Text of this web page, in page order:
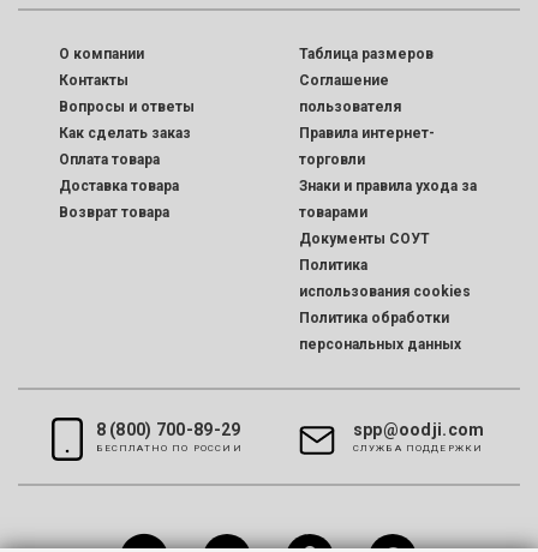
O компании
Контакты
Вопросы и ответы
Как сделать заказ
Оплата товара
Доставка товара
Возврат товара
Таблица размеров
Соглашение
пользователя
Правила интернет-
торговли
Знаки и правила ухода за
товарами
Документы СОУТ
Политика
использования cookies
Политика обработки
персональных данных
8 (800) 700-89-29
БЕСПЛАТНО ПО РОССИИ
spp@oodji.com
CЛУЖБА ПОДДЕРЖКИ